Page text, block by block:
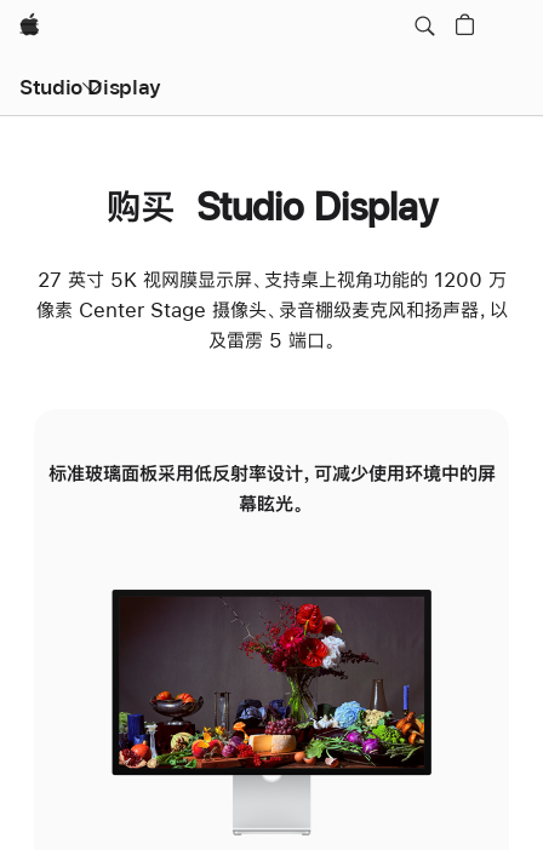
Apple
Studio Display
购买 Studio Display
27 英寸 5K 视网膜显示屏、支持桌上视角功能的 1200 万
像素 Center Stage 摄像头、录音棚级麦克风和扬声器，以
及雷雳 5 端口。
标准玻璃面板采用低反射率设计，可减少使用环境中的屏
幕眩光。